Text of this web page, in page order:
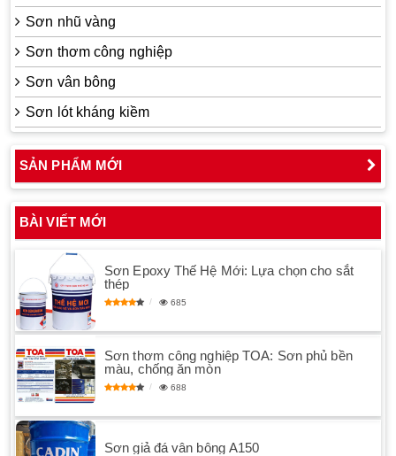
Sơn nhũ vàng
Sơn thơm công nghiệp
Sơn vân bông
Sơn lót kháng kiềm
SẢN PHẨM MỚI
BÀI VIẾT MỚI
Sơn Epoxy Thế Hệ Mới: Lựa chọn cho sắt
thép
685
Sơn thơm công nghiệp TOA: Sơn phủ bền
màu, chống ăn mòn
688
Sơn giả đá vân bông A150